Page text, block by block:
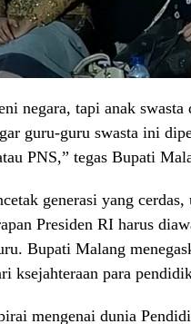
negara, tapi anak
guru-guru swasta ini
PNS,” tegas Bupati
generasi yang
Presiden RI harus
Bupati Malang
ksejahteraan para
mengenai dunia